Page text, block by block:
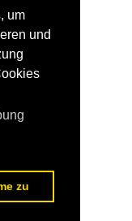
um
und
zu